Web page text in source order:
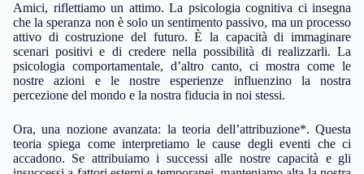
Amici, riflettiamo un attimo. La psicologia cognitiva ci insegna
che la speranza non è solo un sentimento passivo, ma un processo
attivo di costruzione del futuro. È la capacità di immaginare
scenari positivi e di credere nella possibilità di realizzarli. La
psicologia comportamentale, d’altro canto, ci mostra come le
nostre azioni e le nostre esperienze influenzino la nostra
percezione del mondo e la nostra fiducia in noi stessi.
Ora, una nozione avanzata: la teoria dell’attribuzione*. Questa
teoria spiega come interpretiamo le cause degli eventi che ci
accadono. Se attribuiamo i successi alle nostre capacità e gli